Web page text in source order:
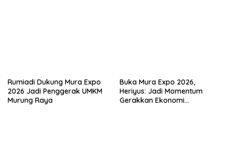
Rumiadi Dukung Mura Expo
2026 Jadi Penggerak UMKM
Murung Raya
Buka Mura Expo 2026,
Heriyus: Jadi Momentum
Gerakkan Ekonomi